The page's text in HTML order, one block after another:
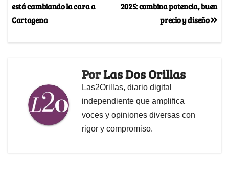
2025: combina potencia, buen
precio y diseño
está cambiando la cara a
Cartagena
PorLas Dos Orillas
Las2Orillas, diario digital
independiente que amplifica
voces y opiniones diversas con
rigor y compromiso.